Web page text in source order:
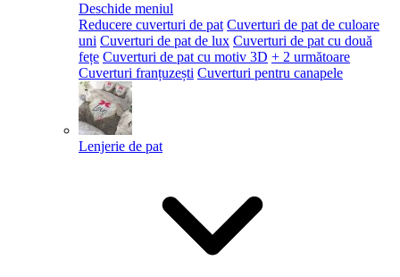
Deschide meniul
Reducere cuverturi de pat Cuverturi de pat de culoare
uni Cuverturi de pat de lux Cuverturi de pat cu două
fețe Cuverturi de pat cu motiv 3D + 2 următoare
Cuverturi franțuzești Cuverturi pentru canapele
Lenjerie de pat